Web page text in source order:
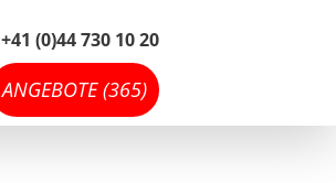
+41 (0)44 730 10 20
ANGEBOTE (365)